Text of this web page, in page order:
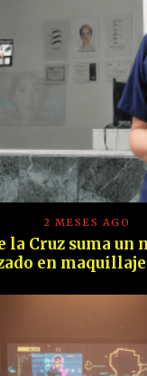
2 MESES AGO
la Cruz suma un
en